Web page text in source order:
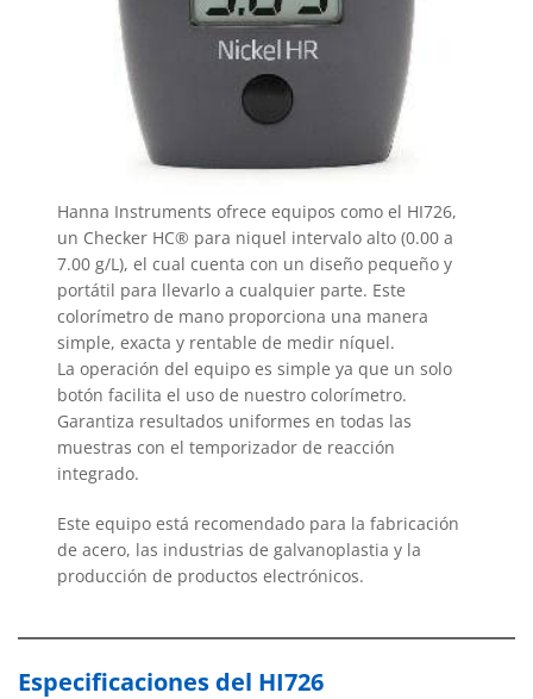
Hanna Instruments ofrece equipos como el HI726,
un Checker HC® para niquel intervalo alto (0.00 a
7.00 g/L), el cual cuenta con un diseño pequeño y
portátil para llevarlo a cualquier parte. Este
colorímetro de mano proporciona una manera
simple, exacta y rentable de medir níquel.
La operación del equipo es simple ya que un solo
botón facilita el uso de nuestro colorímetro.
Garantiza resultados uniformes en todas las
muestras con el temporizador de reacción
integrado.
Este equipo está recomendado para la fabricación
de acero, las industrias de galvanoplastia y la
producción de productos electrónicos.
Especificaciones del HI726